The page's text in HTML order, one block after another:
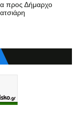
προς Δήμαρχο